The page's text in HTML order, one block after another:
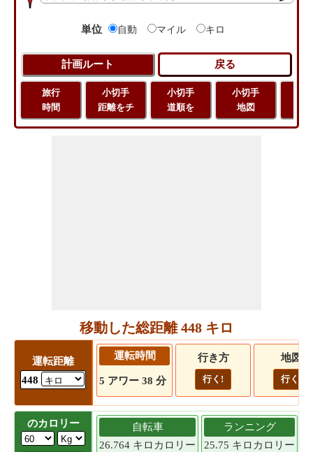
単位 自動 マイル キロ
旅行
時間
小切手
距離をチ
小切手
道順を
小切手
地図
移動した総距離 448 キロ
運転距離
448
運転時間
5 アワー 38 分
行き方
行く!
地図
行く!
のカロリー
自転車
26.764 キロカロリー
ランニング
25.75 キロカロリー